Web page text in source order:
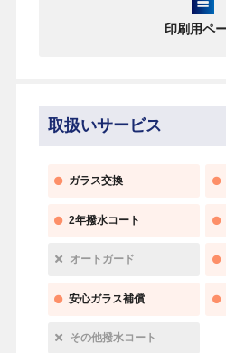
印刷用ペ
取扱いサービス
ガラス交換
2年撥水コート
オートガード
安心ガラス補償
その他撥水コート